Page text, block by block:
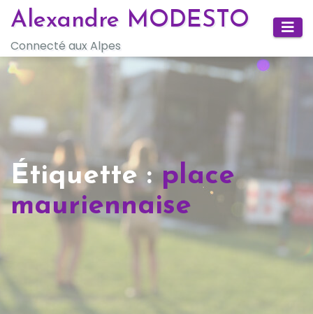
Skip
content
Alexandre MODESTO
Connecté aux Alpes
Étiquette :place
mauriennaise